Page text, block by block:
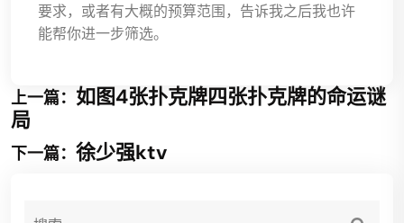
要求，或者有大概的预算范围，告诉我之后我也许
能帮你进一步筛选。
上一篇： 如图4张扑克牌四张扑克牌的命运谜
局
下一篇： 徐少强ktv